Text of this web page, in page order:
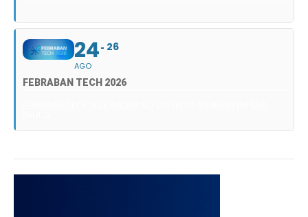
24
AGO
26
FEBRABAN TECH 2026